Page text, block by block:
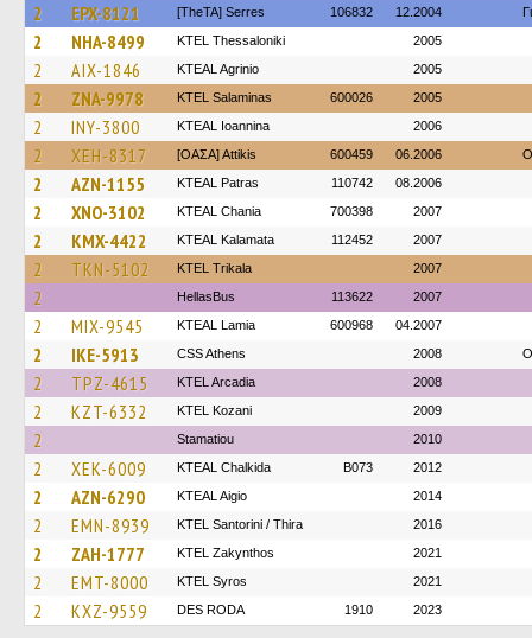
2 EPX-8121 [TheTA] Serres 106832 12.2004
2 NHA-8499 KTEL Thessaloniki 2005
2 AIX-1846 KTEAL Agrinio 2005
2 ZNA-9978 KTEL Salaminas 600026 2005
2 INY-3800 KTEAL Ioannina 2006
2 XEH-8317 [ΟΑΣΑ] Αttikis 600459 06.2006
2 AZN-1155 KTEAL Patras 110742 08.2006
2 XNO-3102 KTEAL Chania 700398 2007
2 KMX-4422 KTEAL Kalamata 112452 2007
2 TKN-5102 ΚΤΕL Τrikala 2007
2 HellasBus 113622 2007
2 MIX-9545 KTEAL Lamia 600968 04.2007
2 IKE-5913 CSS Athens 2008
2 TPZ-4615 KTEL Arcadia 2008
2 KZT-6332 ΚΤΕL Kozani 2009
2 Stamatiou 2010
2 XEK-6009 KTEAL Chalkida B073 2012
2 AZN-6290 KTEAL Aigio 2014
2 EMN-8939 KTEL Santorini / Thira 2016
2 ZAH-1777 KTEL Zakynthos 2021
2 EMT-8000 KTEL Syros 2021
2 KXZ-9559 DES RODA 1910 2023